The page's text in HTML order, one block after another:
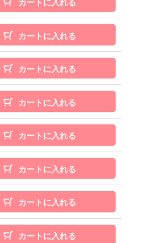
カートに入れる
カートに入れる
カートに入れる
カートに入れる
カートに入れる
カートに入れる
カートに入れる
カートに入れる